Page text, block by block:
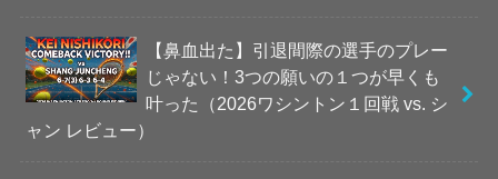
【鼻血出た】引退間際の選手のプレー
じゃない！3つの願いの１つが早くも
叶った（2026ワシントン１回戦 vs. シ
ャン レビュー）